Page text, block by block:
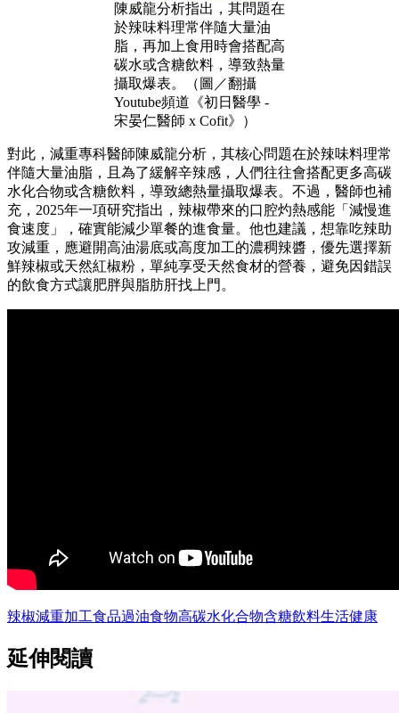
陳威龍分析指出，其問題在
於辣味料理常伴隨大量油
脂，再加上食用時會搭配高
碳水或含糖飲料，導致熱量
攝取爆表。（圖／翻攝
Youtube頻道《初日醫學 -
宋晏仁醫師 x Cofit》）
對此，減重專科醫師陳威龍分析，其核心問題在於辣味料理常
伴隨大量油脂，且為了緩解辛辣感，人們往往會搭配更多高碳
水化合物或含糖飲料，導致總熱量攝取爆表。不過，醫師也補
充，2025年一項研究指出，辣椒帶來的口腔灼熱感能「減慢進
食速度」，確實能減少單餐的進食量。他也建議，想靠吃辣助
攻減重，應避開高油湯底或高度加工的濃稠辣醬，優先選擇新
鮮辣椒或天然紅椒粉，單純享受天然食材的營養，避免因錯誤
的飲食方式讓肥胖與脂肪肝找上門。
辣椒減重加工食品過油食物高碳水化合物含糖飲料生活健康
延伸閱讀